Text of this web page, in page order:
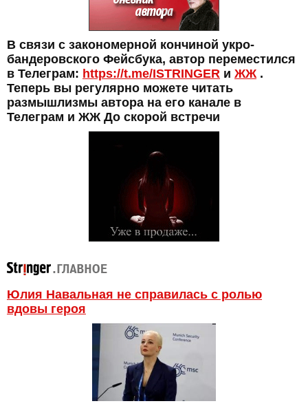
В связи с закономерной кончиной укро-
бандеровского Фейсбука, автор переместился
в Телеграм: https://t.me/ISTRINGER и ЖЖ.
Теперь вы регулярно можете читать
размышлизмы автора на его канале в
Телеграм и ЖЖ До скорой встречи
Юлия Навальная не справилась с ролью
вдовы героя